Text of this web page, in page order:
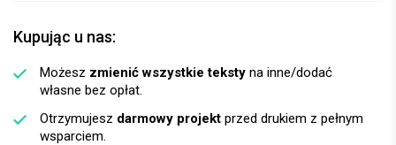
Kupując u nas:
Możesz zmienić wszystkie teksty na inne/dodać
własne bez opłat.
Otrzymujesz darmowy projekt przed drukiem z pełnym
wsparciem.